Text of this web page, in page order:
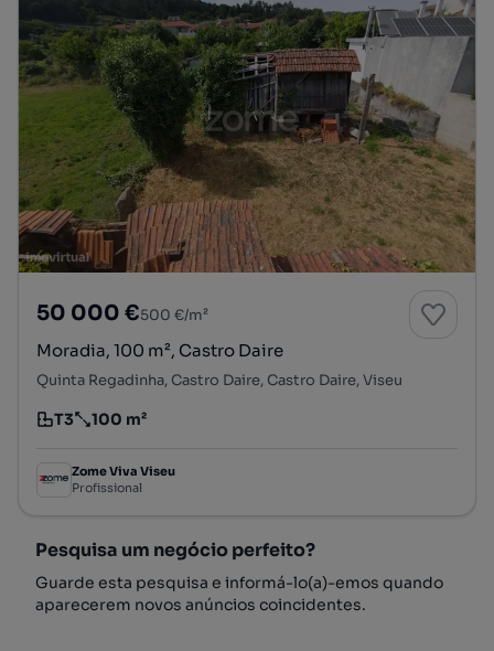
50 000 €500 €/m²
Moradia, 100 m², Castro Daire
Quinta Regadinha, Castro Daire, Castro Daire, Viseu
Tipologia
T3
Preço por metro quadrado
100 m²
Zome Viva Viseu
Profissional
Pesquisa um negócio perfeito?
Guarde esta pesquisa e informá-lo(a)-emos quando
aparecerem novos anúncios coincidentes.